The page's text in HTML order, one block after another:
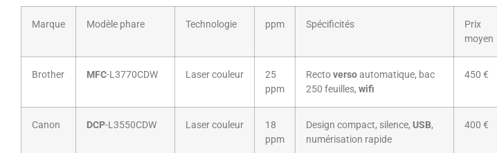
Marque Modèle phare Technologie ppm Spécificités
Prix
moyen
Brother MFC-L3770CDW Laser couleur
25
ppm
Rectoversoautomatique, bac
250 feuilles, wifi
450 €
Canon DCP-L3550CDW Laser couleur
18
ppm
Design compact, silence, USB,
numérisation rapide
400 €